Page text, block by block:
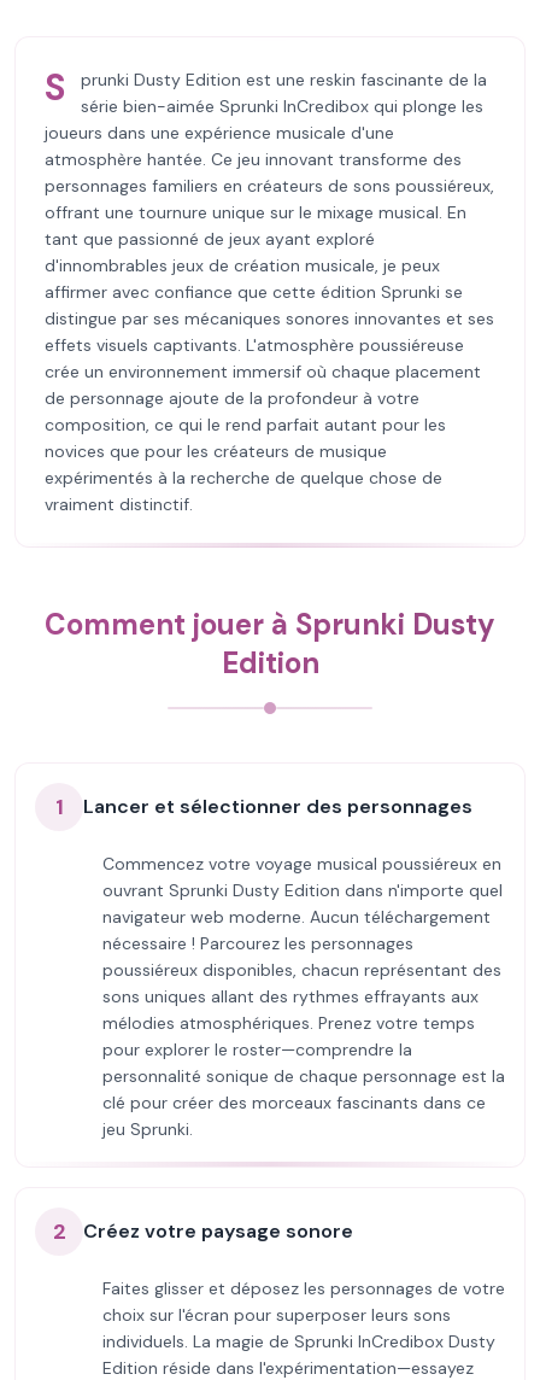
S
prunki Dusty Edition est une reskin fascinante de la
série bien-aimée Sprunki InCredibox qui plonge les
joueurs dans une expérience musicale d'une
atmosphère hantée. Ce jeu innovant transforme des
personnages familiers en créateurs de sons poussiéreux,
offrant une tournure unique sur le mixage musical. En
tant que passionné de jeux ayant exploré
d'innombrables jeux de création musicale, je peux
affirmer avec confiance que cette édition Sprunki se
distingue par ses mécaniques sonores innovantes et ses
effets visuels captivants. L'atmosphère poussiéreuse
crée un environnement immersif où chaque placement
de personnage ajoute de la profondeur à votre
composition, ce qui le rend parfait autant pour les
novices que pour les créateurs de musique
expérimentés à la recherche de quelque chose de
vraiment distinctif.
Comment jouer à Sprunki Dusty
Edition
1 Lancer et sélectionner des personnages
Commencez votre voyage musical poussiéreux en
ouvrant Sprunki Dusty Edition dans n'importe quel
navigateur web moderne. Aucun téléchargement
nécessaire ! Parcourez les personnages
poussiéreux disponibles, chacun représentant des
sons uniques allant des rythmes effrayants aux
mélodies atmosphériques. Prenez votre temps
pour explorer le roster—comprendre la
personnalité sonique de chaque personnage est la
clé pour créer des morceaux fascinants dans ce
jeu Sprunki.
2 Créez votre paysage sonore
Faites glisser et déposez les personnages de votre
choix sur l'écran pour superposer leurs sons
individuels. La magie de Sprunki InCredibox Dusty
Edition réside dans l'expérimentation—essayez